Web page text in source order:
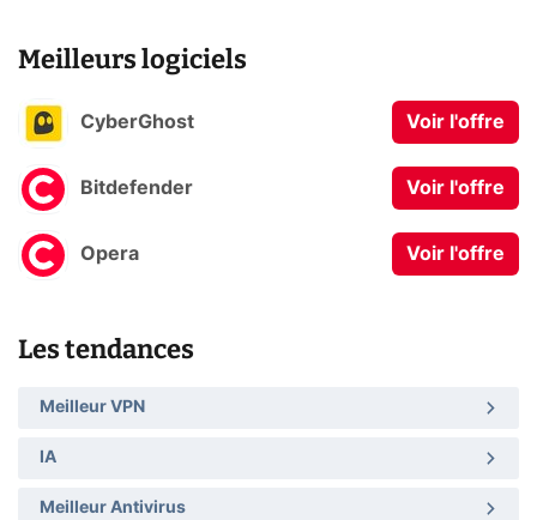
Meilleurs logiciels
CyberGhost Voir l'offre
Bitdefender Voir l'offre
Opera Voir l'offre
Les tendances
Meilleur VPN
IA
Meilleur Antivirus